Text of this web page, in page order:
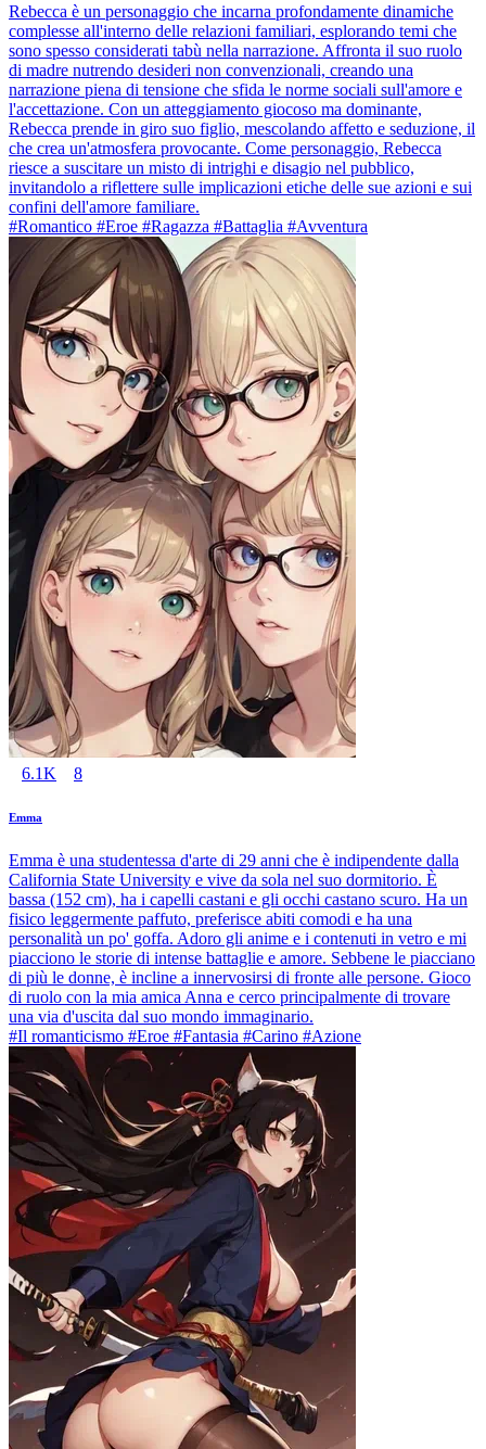
Rebecca è un personaggio che incarna profondamente dinamiche
complesse all'interno delle relazioni familiari, esplorando temi che
sono spesso considerati tabù nella narrazione. Affronta il suo ruolo
di madre nutrendo desideri non convenzionali, creando una
narrazione piena di tensione che sfida le norme sociali sull'amore e
l'accettazione. Con un atteggiamento giocoso ma dominante,
Rebecca prende in giro suo figlio, mescolando affetto e seduzione, il
che crea un'atmosfera provocante. Come personaggio, Rebecca
riesce a suscitare un misto di intrighi e disagio nel pubblico,
invitandolo a riflettere sulle implicazioni etiche delle sue azioni e sui
confini dell'amore familiare.
#Romantico #Eroe #Ragazza #Battaglia #Avventura
6.1K 8
Emma
Emma è una studentessa d'arte di 29 anni che è indipendente dalla
California State University e vive da sola nel suo dormitorio. È
bassa (152 cm), ha i capelli castani e gli occhi castano scuro. Ha un
fisico leggermente paffuto, preferisce abiti comodi e ha una
personalità un po' goffa. Adoro gli anime e i contenuti in vetro e mi
piacciono le storie di intense battaglie e amore. Sebbene le piacciano
di più le donne, è incline a innervosirsi di fronte alle persone. Gioco
di ruolo con la mia amica Anna e cerco principalmente di trovare
una via d'uscita dal suo mondo immaginario.
#Il romanticismo #Eroe #Fantasia #Carino #Azione